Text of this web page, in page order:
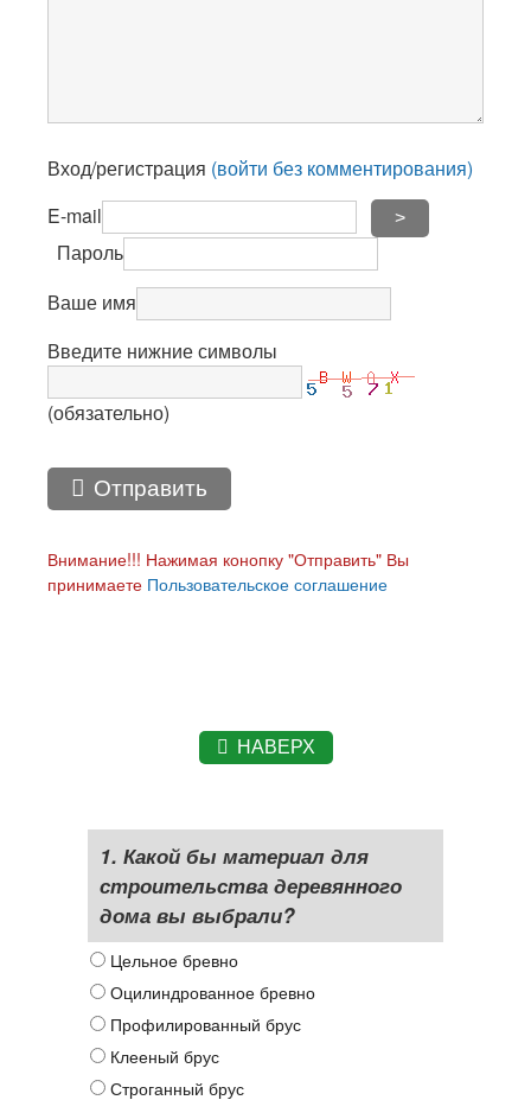
Вход/регистрация (войти без комментирования)
E-mail
>
Пароль
Ваше имя
Введите нижние символы
(обязательно)
Отправить
Внимание!!! Нажимая конопку "Отправить" Вы
принимаете Пользовательское соглашение
НАВЕРХ
1. Какой бы материал для
строительства деревянного
дома вы выбрали?
Цельное бревно
Оцилиндрованное бревно
Профилированный брус
Клееный брус
Строганный брус